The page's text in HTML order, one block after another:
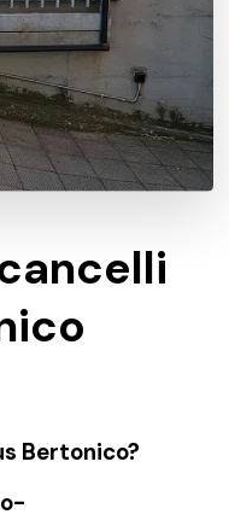
Bertonico?